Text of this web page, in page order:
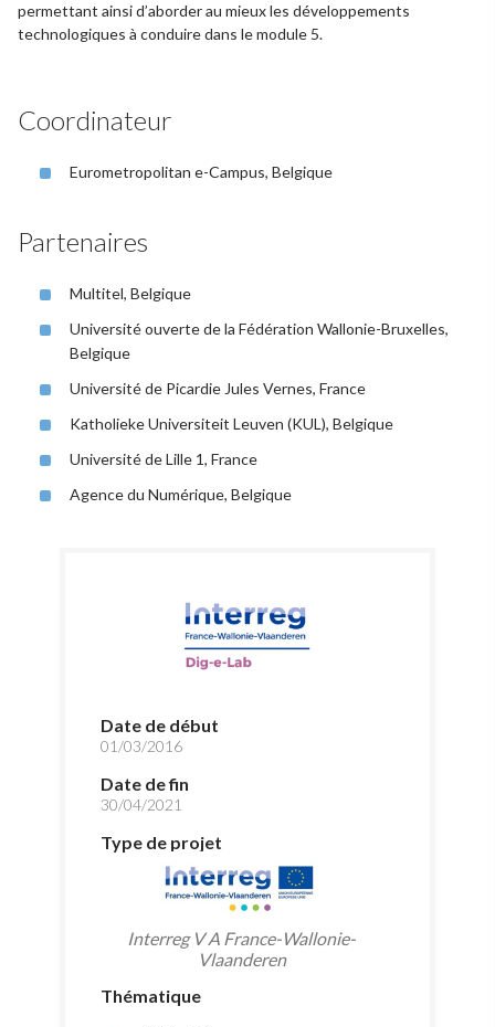
permettant ainsi d’aborder au mieux les développements
technologiques à conduire dans le module 5.
Coordinateur
Eurometropolitan e-Campus, Belgique
Partenaires
Multitel, Belgique
Université ouverte de la Fédération Wallonie-Bruxelles,
Belgique
Université de Picardie Jules Vernes, France
Katholieke Universiteit Leuven (KUL), Belgique
Université de Lille 1, France
Agence du Numérique, Belgique
Date de début
01/03/2016
Date de fin
30/04/2021
Type de projet
Interreg V A France-Wallonie-
Vlaanderen
Thématique